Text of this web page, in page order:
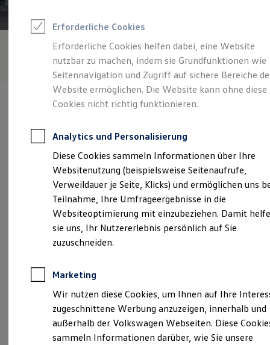
Leasing
Leasing-Angebote
Gebrauchtwagen Leasing
Junge Gebrauchtwagen-Leasing
Elektroauto Leasing
Kleinwagen-Leasing
Leasing ohne Anzahlung
Finanzierung
Kfz-Versicherung
Restschuldversicherungen
Garantien
Wartungsverträge
Geschäftskunden
Professional Class bei Volkswagen
Großkunden
Behörden
Direktkunden
Sonderfahrzeuge
Anpfiff zum Gewinn
Elektroautos
ID. Tutorials
Elektrofahrzeugkonzepte
Reichweite
Reichweite der ID. Modelle
Reichweite im Winter
Verantwortlich für die Inhalte auf dieser Seite ist die Auto-Scholz
AHG GmbH & Co. KG (Impressum & Rechtliches)
Wolfsbacher Straße 8-10, 95448 Bayreuth
dialog.vw@auto-scholz.de
Montag
Sonntag
Geschlossen
Erforderliche Cookies
Erforderliche Cookies helfen dabei, eine Website
nutzbar zu machen, indem sie Grundfunktionen wie
Seitennavigation und Zugriff auf sichere Bereiche
Website ermöglichen. Die Website kann ohne diese
Cookies nicht richtig funktionieren.
Analytics und Personalisierung
Diese Cookies sammeln Informationen über Ihre
Websitenutzung (beispielsweise Seitenaufrufe,
Verweildauer je Seite, Klicks) und ermöglichen uns
Teilnahme, Ihre Umfrageergebnisse in die
Websiteoptimierung mit einzubeziehen. Damit
sie uns, Ihr Nutzererlebnis persönlich auf Sie
zuzuschneiden.
Marketing
Wir nutzen diese Cookies, um Ihnen auf Ihre
zugeschnittene Werbung anzuzeigen, innerhalb und
außerhalb der Volkswagen Webseiten. Diese
sammeln Informationen darüber, wie Sie unsere